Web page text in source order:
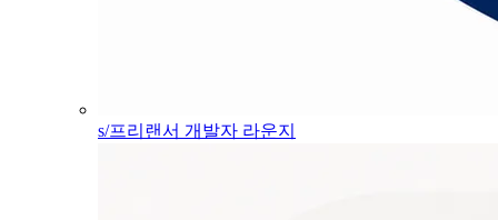
s/프리랜서 개발자 라운지